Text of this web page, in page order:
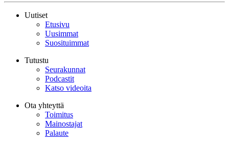
Uutiset
Etusivu
Uusimmat
Suosituimmat
Tutustu
Seurakunnat
Podcastit
Katso videoita
Ota yhteyttä
Toimitus
Mainostajat
Palaute